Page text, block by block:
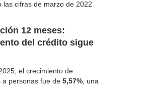
las cifras de marzo de 2022
12 meses:
del crédito sigue
el crecimiento de
a personas fue de 5,57% , una